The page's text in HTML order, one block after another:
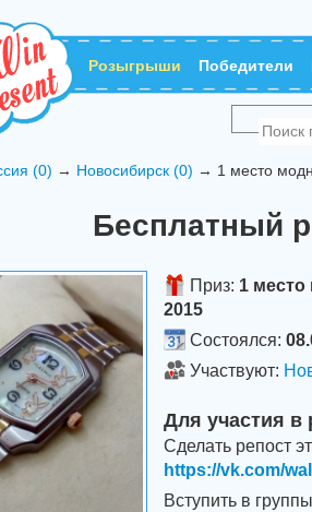
Розыгрыши Победители
(0) → Новосибирск (0) → 1 место
Бесплатный
Приз: 1 место
2015
Состоялся:
Участвуют:
Для участия
Сделать репост
https://vk.com/
Вступить в